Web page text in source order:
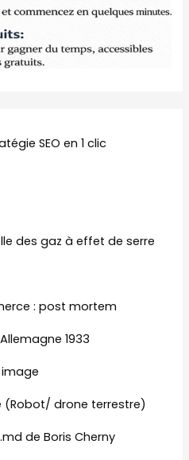
SEO en 1 clic
des gaz à effet de serre
: post mortem
1933
(Robot/ drone terrestre)
de Boris Cherny